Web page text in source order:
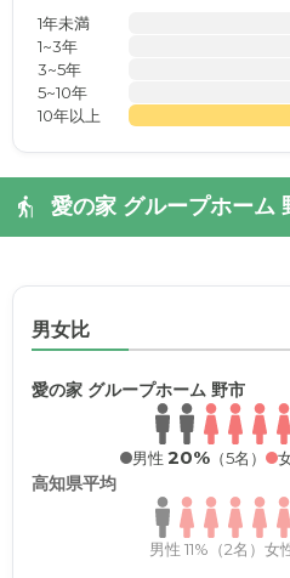
1年未満
1~3年
3~5年
5~10年
10年以上
愛の家 グループホーム
男女比
愛の家 グループホーム 野市
男性 20% （5名）
高知県平均
男性 11%（2名） 女